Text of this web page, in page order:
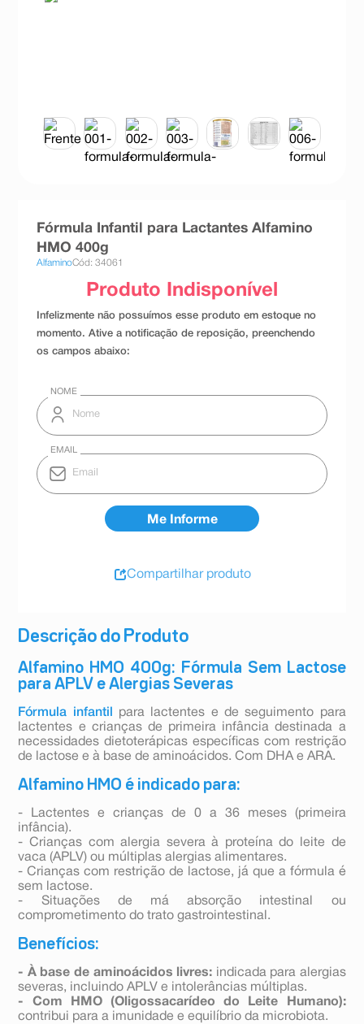
Descrição do Produto
Alfamino HMO 400g: Fórmula Sem Lactose
para APLV e Alergias Severas
Fórmula infantil
para lactentes e de seguimento para
lactentes e crianças de primeira infância destinada a
necessidades dietoterápicas específicas com restrição
de lactose e à base de aminoácidos. Com DHA e ARA.
Alfamino HMO é indicado para:
- Lactentes e crianças de 0 a 36 meses (primeira
infância).
- Crianças com alergia severa à proteína do leite de
vaca (APLV) ou múltiplas alergias alimentares.
- Crianças com restrição de lactose, já que a fórmula é
sem lactose.
- Situações de má absorção intestinal ou
comprometimento do trato gastrointestinal.
Benefícios:
- À base de aminoácidos livres: indicada para alergias
severas, incluindo APLV e intolerâncias múltiplas.
- Com HMO (Oligossacarídeo do Leite Humano):
contribui para a imunidade e equilíbrio da microbiota.
Fórmula Infantil para Lactantes Alfamino
HMO 400g
AlfaminoCód: 34061
Compartilhar produto